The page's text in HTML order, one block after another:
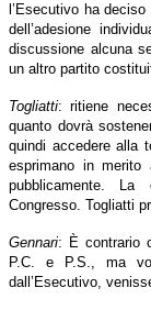
l’Esecutivo ha
dell’adesione
discussione alcuna
un altro partito
Togliatti: ritiene
quanto dovrà
quindi accedere alla
esprimano in
pubblicamente. La
Congresso. Togliatti
Gennari: È contrario
P.C. e P.S., ma
dall’Esecutivo,